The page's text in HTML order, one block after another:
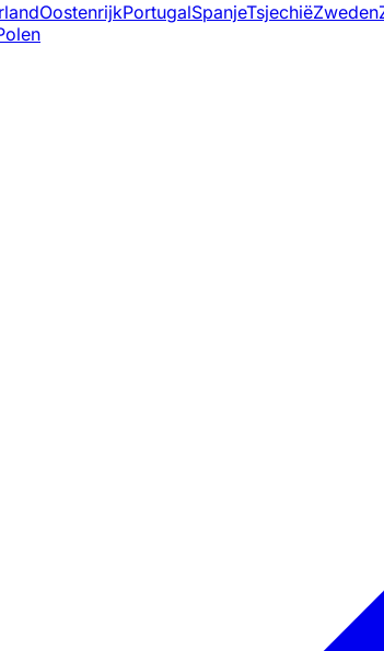
OostenrijkPortugalSpanjeTsjechiëZweden